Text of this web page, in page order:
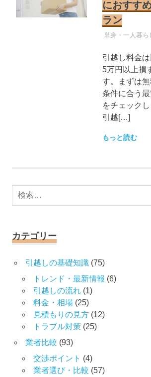
におすす
ラン
引越し業者
単身・一人暮ら
引越し料金
5万円以上損
す。まずは
条件に合う
をチェック
引越[…]
もっと読む
検
カテゴリー
引越しの基礎知識(75)
トレンド・最新情報 (6)
引越しの流れ(1)
料金・相場(25)
見積もりの見方(12)
トラブル対策(25)
業者比較 (93)
交渉ポイント (4)
業者選び・比較 (57)